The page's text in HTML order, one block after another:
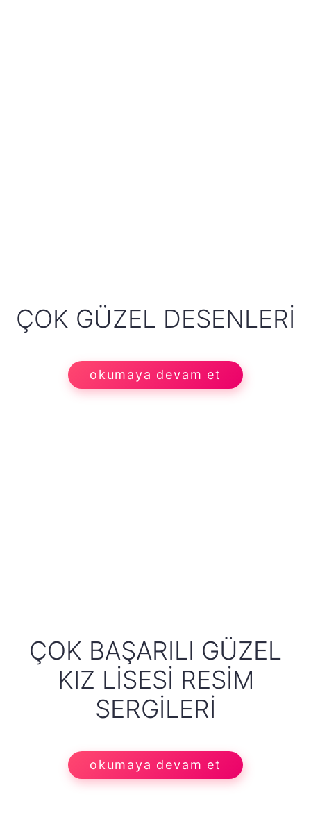
ÇOK GÜZEL DESENLERI
okumaya devam et
ÇOK BAŞARILI GÜZEL
KIZ LISESI RESIM
SERGILERI
okumaya devam et